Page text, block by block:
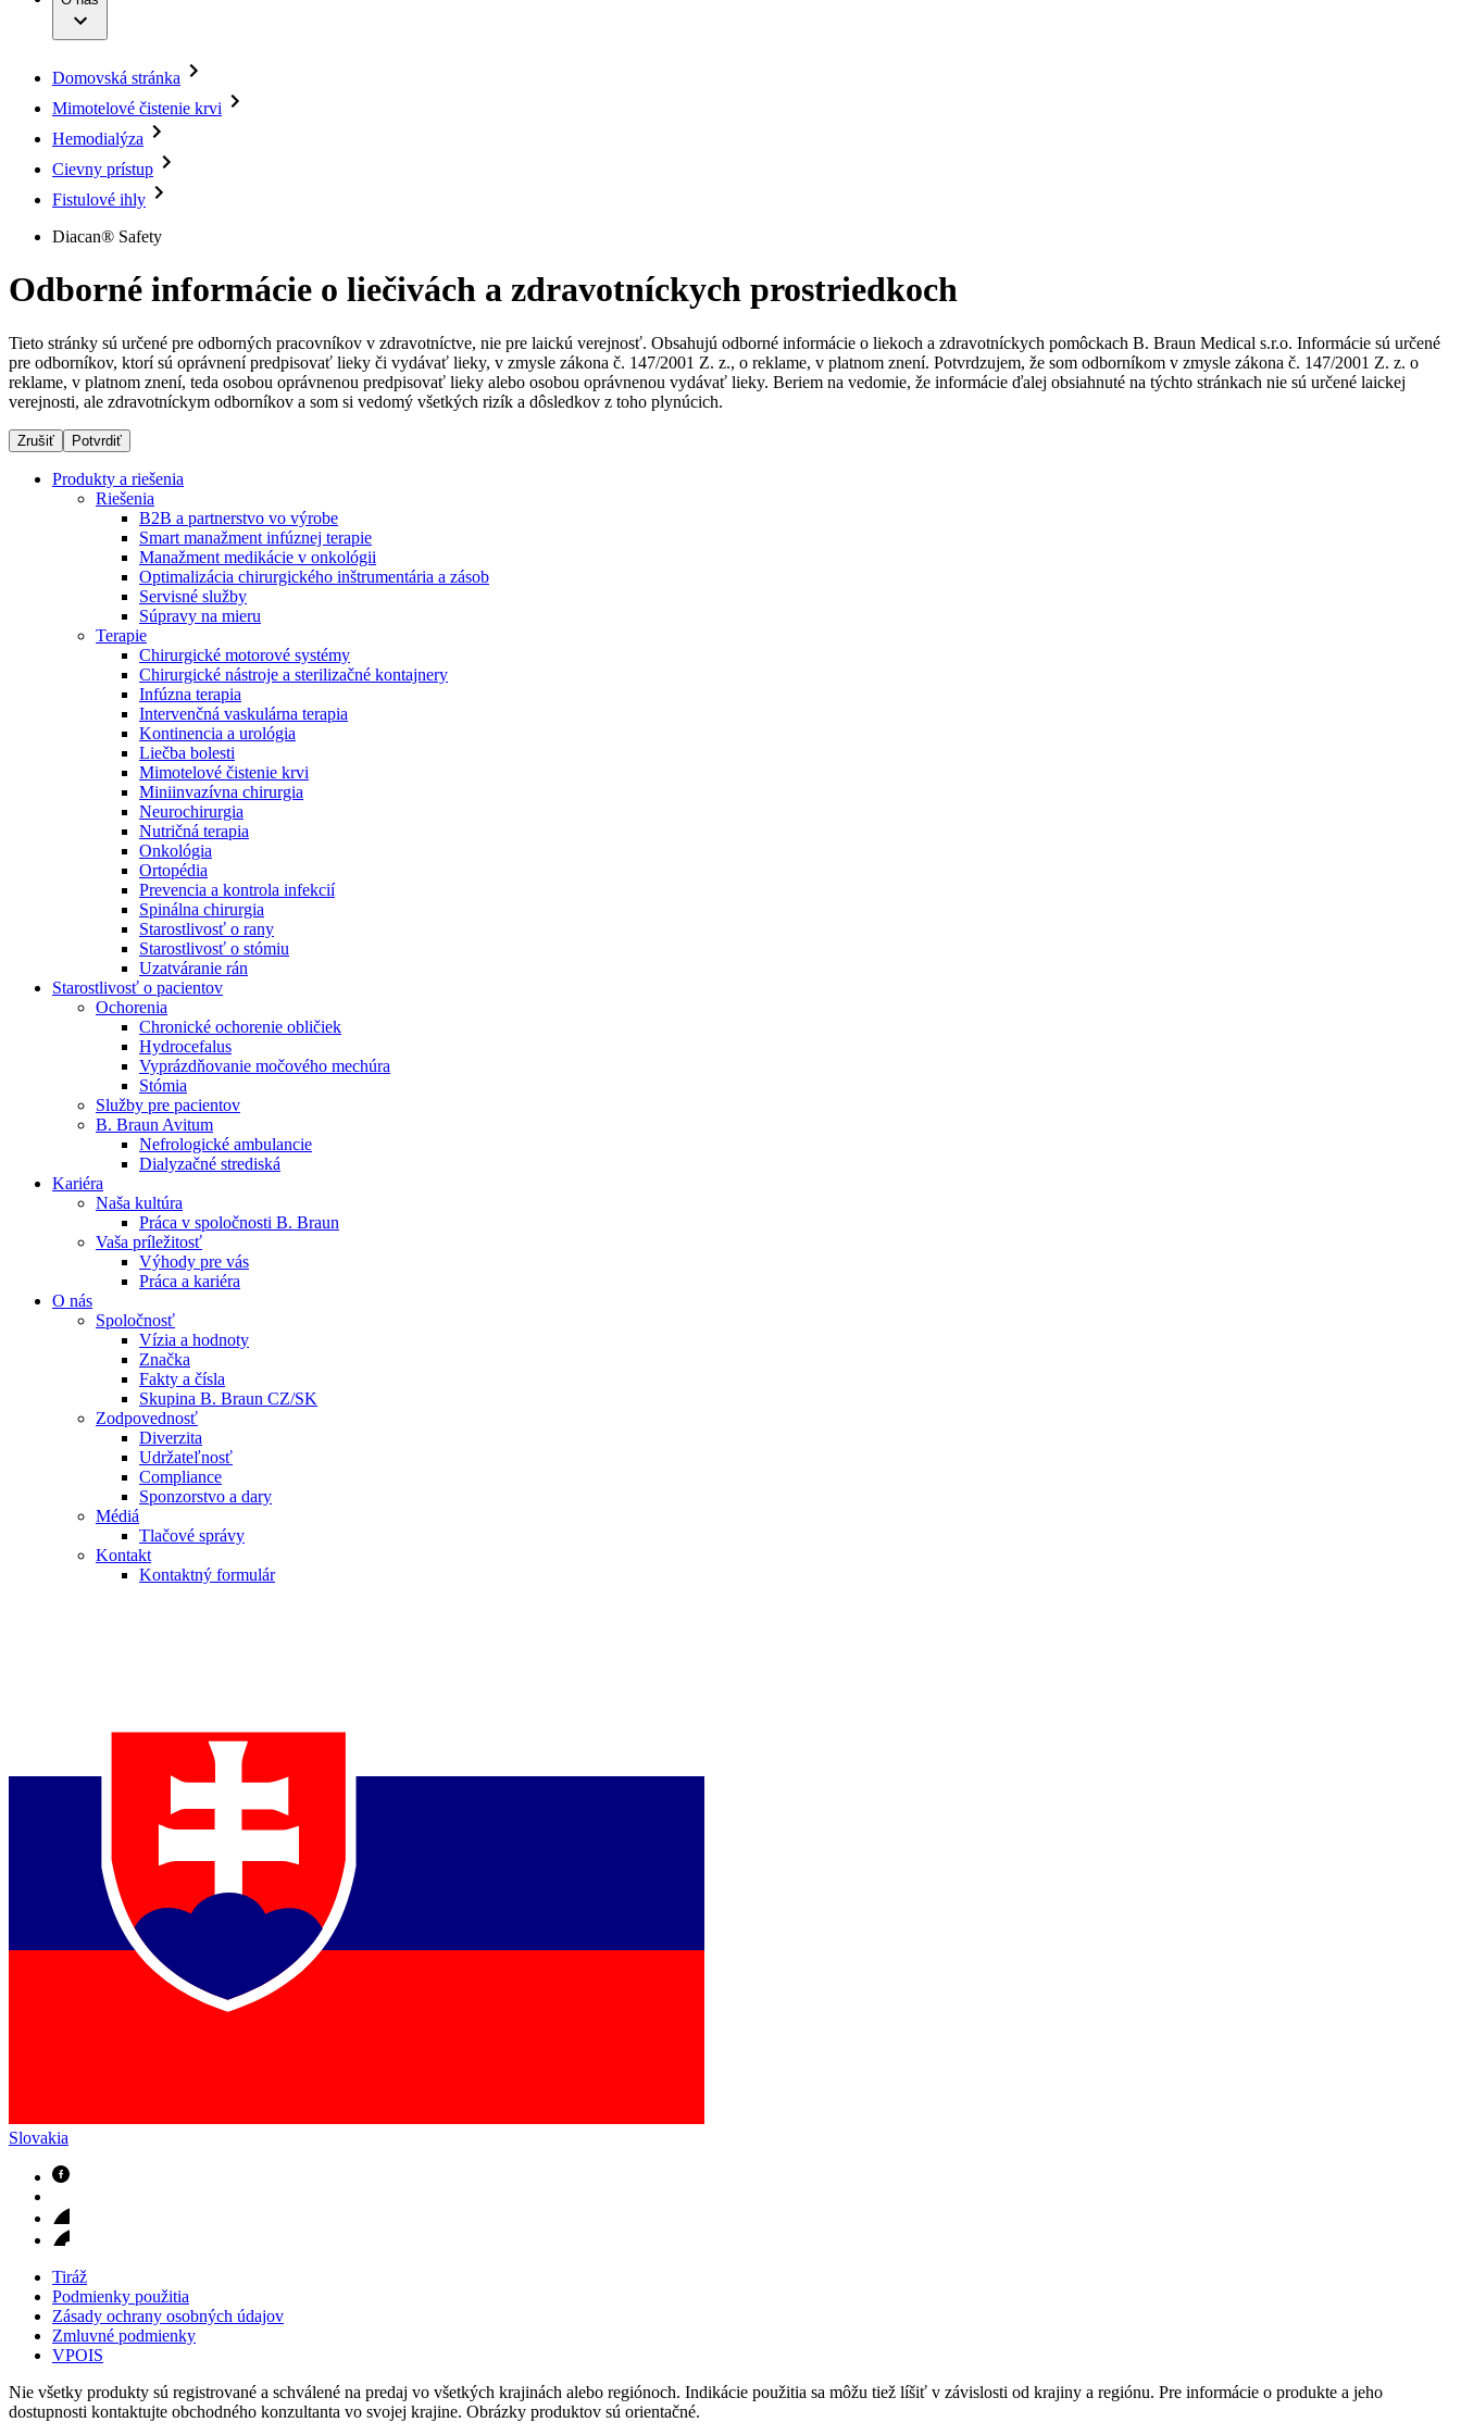
Liečba bolesti
Mimotelové čistenie krvi
Miniinvazívna chirurgia
Neurochirurgia
Nutričná terapia
Onkológia
Ortopédia
Prevencia a kontrola infekcií
Starostlivosť o rany
Uzatváranie rán
Riešenia
Terapie
Produktový katalóg​
Objavte naše produkty. ​Navštívte produktový katalóg B. Braun​ s našim kompletným produktovým portfóliom.​
Ochorenia
Služby pre pacientov
B. Braun Avitum
Dialyzačné strediská
B. Braun Avitum poskytuje kvalitnú dialyzačnú starostlivosť vo všetkých svojich strediskách na Slovensku. Viac informácií nájdete na stránke jednotlivých stredísk.
Nefrologické ambulancie
V nefrologických ambulanciách prevádzkujeme poradenstvo a prípravu pacientov k jednotlivým metódam náhrady funkcie obličiek. Zvoľte si mesto, ktoré potrebujete a navštívte nás.
Vaša príležitosť
Nájdite si prácu u nás​
Objavte svoje kariérne príležitosti ​v B. Braun. Vyhľadajte náš trh práce​ pre zaujímavé pozície na Slovensku.​
Médiá
Tlačové správy
Kontakt
Kontaktný formulár
Zodpovednosť
Kontakt
Zostaňte v dialógu s B. Braun. Kontaktujte nás.
Domovská stránka
Mimotelové čistenie krvi
Hemodialýza
Cievny prístup
Fistulové ihly
Diacan® Safety
Odborné informácie o liečivách a zdravotníckych prostriedkoch
Tieto stránky sú určené pre odborných pracovníkov v zdravotníctve, nie pre laickú verejnosť. Obsahujú odborné informácie o liekoch a zdravotníckych pomôckach B. Braun Medical s.r.o. Informácie sú určené
pre odborníkov, ktorí sú oprávnení predpisovať lieky či vydávať lieky, v zmysle zákona č. 147/2001 Z. z., o reklame, v platnom znení. Potvrdzujem, že som odborníkom v zmysle zákona č. 147/2001 Z. z. o
reklame, v platnom znení, teda osobou oprávnenou predpisovať lieky alebo osobou oprávnenou vydávať lieky. Beriem na vedomie, že informácie ďalej obsiahnuté na týchto stránkach nie sú určené laickej
verejnosti, ale zdravotníckym odborníkov a som si vedomý všetkých rizík a dôsledkov z toho plynúcich.
Zrušiť Potvrdiť
Produkty a riešenia
Riešenia
B2B a partnerstvo vo výrobe
Smart manažment infúznej terapie
Manažment medikácie v onkológii
Optimalizácia chirurgického inštrumentária a zásob
Servisné služby
Súpravy na mieru
Terapie
Chirurgické motorové systémy
Chirurgické nástroje a sterilizačné kontajnery
Infúzna terapia
Intervenčná vaskulárna terapia
Kontinencia a urológia
Liečba bolesti
Mimotelové čistenie krvi
Miniinvazívna chirurgia
Neurochirurgia
Nutričná terapia
Onkológia
Ortopédia
Prevencia a kontrola infekcií
Spinálna chirurgia
Starostlivosť o rany
Starostlivosť o stómiu
Uzatváranie rán
Starostlivosť o pacientov
Ochorenia
Chronické ochorenie obličiek
Hydrocefalus
Vyprázdňovanie močového mechúra
Stómia
Služby pre pacientov
B. Braun Avitum
Nefrologické ambulancie
Dialyzačné strediská
Kariéra
Naša kultúra
Práca v spoločnosti B. Braun
Vaša príležitosť
Výhody pre vás
Práca a kariéra
O nás
Spoločnosť
Vízia a hodnoty
Značka
Fakty a čísla
Skupina B. Braun CZ/SK
Zodpovednosť
Diverzita
Udržateľnosť
Compliance
Sponzorstvo a dary
Médiá
Tlačové správy
Kontakt
Kontaktný formulár
Slovakia
Tiráž
Podmienky použitia
Zásady ochrany osobných údajov
Zmluvné podmienky
VPOIS
Nie všetky produkty sú registrované a schválené na predaj vo všetkých krajinách alebo regiónoch. Indikácie použitia sa môžu tiež líšiť v závislosti od krajiny a regiónu. Pre informácie o produkte a jeho
dostupnosti kontaktujte obchodného konzultanta vo svojej krajine. Obrázky produktov sú orientačné.